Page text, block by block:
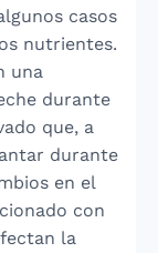
casos
nutrientes.
una
durante
que, a
durante
en el
con
la